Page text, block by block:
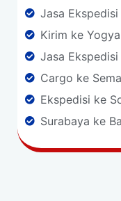
Jasa
Kirim ke
Jasa
Cargo ke
Ekspedisi ke
Surabaya ke